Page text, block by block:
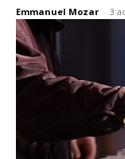
Emmanuel Mozar - 3